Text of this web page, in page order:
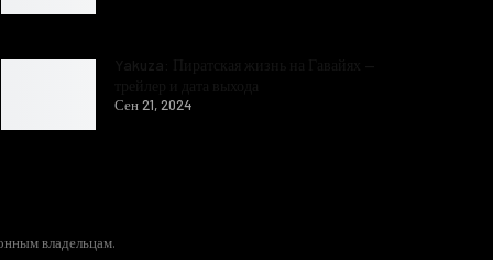
Сен 21, 2024
владельцам.